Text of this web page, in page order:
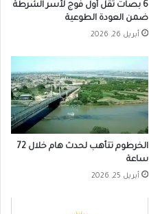
6 بصات تقل أول فوج لأسر الشرطة
ضمن العودة الطوعية
أبريل 26, 2026
الخرطوم تتأهب لحدث هام خلال 72
ساعة
أبريل 25, 2026